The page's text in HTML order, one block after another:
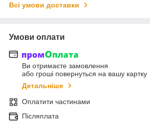
Всі умови доставки
Умови оплати
Ви отримаєте замовлення
або гроші повернуться на вашу картку
Детальніше
Оплатити частинами
Післяплата